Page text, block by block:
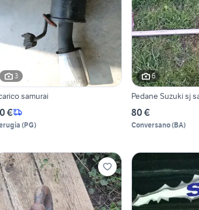
3
samurai
€
(PG)
6
Pedane Suzuki sj
80 €
Conversano(BA)